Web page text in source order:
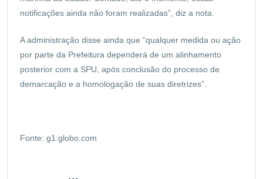
notificações ainda não foram realizadas”, diz a nota.
A administração disse ainda que “qualquer medida ou ação
por parte da Prefeitura dependerá de um alinhamento
posterior com a SPU, após conclusão do processo de
demarcação e a homologação de suas diretrizes”.
Fonte: g1.globo.com